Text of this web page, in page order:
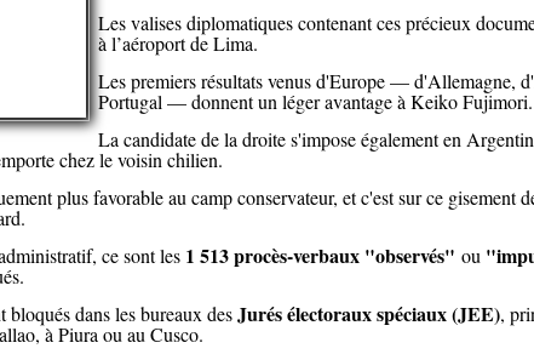
Les valises diplomatiques contenant ces précieux
à l’aéroport de Lima.
Les premiers résultats venus d'Europe — d'Allemagne,
Portugal — donnent un léger avantage à Keiko Fujimori.
La candidate de la droite s'impose également en
chez le voisin chilien.
plus favorable au camp conservateur, et c'est sur ce gisement
ce sont les 1 513 procès-verbaux "observés" ou
dans les bureaux desJurés électoraux spéciaux (JEE),
à Piura ou au Cusco.